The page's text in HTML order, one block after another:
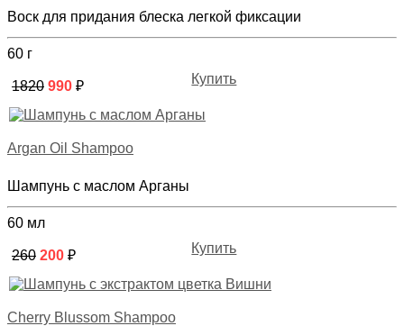
Воск для придания блеска легкой фиксации
60 г
1820 990 ₽ Купить
Argan Oil Shampoo
Шампунь с маслом Арганы
60 мл
260 200 ₽ Купить
Cherry Blussom Shampoo